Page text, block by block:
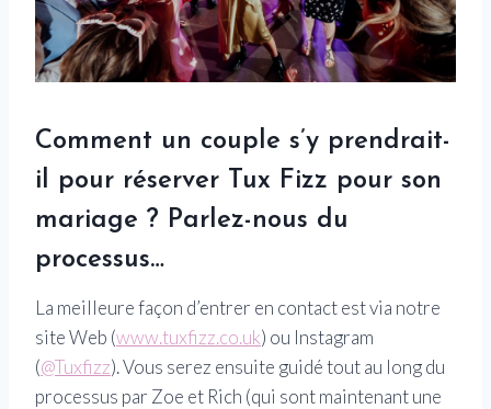
Comment un couple s’y prendrait-
il pour réserver Tux Fizz pour son
mariage ? Parlez-nous du
processus…
La meilleure façon d’entrer en contact est via notre
site Web (www.tuxfizz.co.uk) ou Instagram
(@Tuxfizz). Vous serez ensuite guidé tout au long du
processus par Zoe et Rich (qui sont maintenant une